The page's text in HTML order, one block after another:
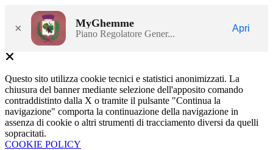
× MyGhemme
Piano Regolatore Gener...
Apri
Questo sito utilizza cookie tecnici e statistici anonimizzati. La
chiusura del banner mediante selezione dell'apposito comando
contraddistinto dalla X o tramite il pulsante "Continua la
navigazione" comporta la continuazione della navigazione in
assenza di cookie o altri strumenti di tracciamento diversi da quelli
sopracitati.
COOKIE POLICY